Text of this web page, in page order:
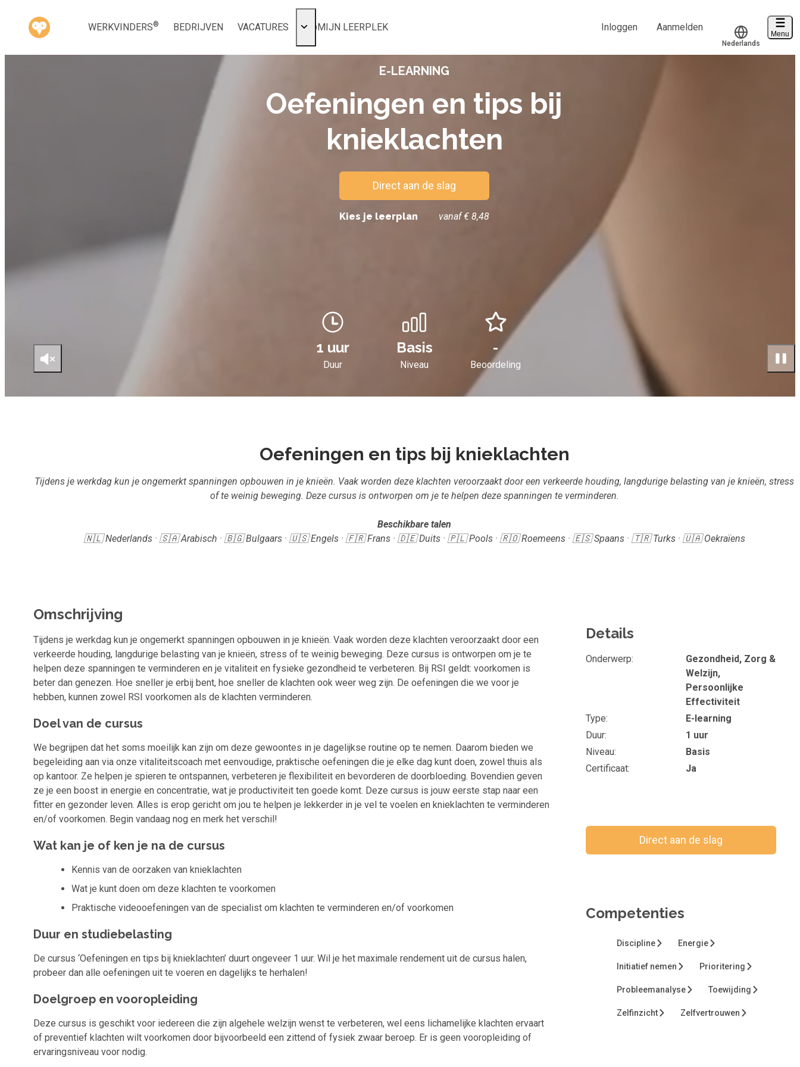
WERKVINDERS® BEDRIJVEN VACATURES MIJN LEERPLEK
Voor mij
Populair
Favoriet
Gestart
Afgerond
Inloggen Aanmelden
Nederlands
Menu
E-LEARNING
Oefeningen en tips bij
knieklachten
Direct aan de slag
Kies je leerplan vanaf € 8,48
1 uur Basis -
Duur Niveau Beoordeling
Oefeningen en tips bij knieklachten
Tijdens je werkdag kun je ongemerkt spanningen opbouwen in je knieën. Vaak worden deze klachten veroorzaakt door een verkeerde houding, langdurige belasting van je knieën, stress
of te weinig beweging. Deze cursus is ontworpen om je te helpen deze spanningen te verminderen.
Beschikbare talen
🇳🇱 Nederlands · 🇸🇦 Arabisch · 🇧🇬 Bulgaars · 🇺🇸 Engels · 🇫🇷 Frans · 🇩🇪 Duits · 🇵🇱 Pools · 🇷🇴 Roemeens · 🇪🇸 Spaans · 🇹🇷 Turks · 🇺🇦 Oekraïens
Omschrijving
Tijdens je werkdag kun je ongemerkt spanningen opbouwen in je knieën. Vaak worden deze klachten veroorzaakt door een
verkeerde houding, langdurige belasting van je knieën, stress of te weinig beweging. Deze cursus is ontworpen om je te
helpen deze spanningen te verminderen en je vitaliteit en fysieke gezondheid te verbeteren. Bij RSI geldt: voorkomen is
beter dan genezen. Hoe sneller je erbij bent, hoe sneller de klachten ook weer weg zijn. De oefeningen die we voor je
hebben, kunnen zowel RSI voorkomen als de klachten verminderen.
Doel van de cursus
We begrijpen dat het soms moeilijk kan zijn om deze gewoontes in je dagelijkse routine op te nemen. Daarom bieden we
begeleiding aan via onze vitaliteitscoach met eenvoudige, praktische oefeningen die je elke dag kunt doen, zowel thuis als
op kantoor. Ze helpen je spieren te ontspannen, verbeteren je flexibiliteit en bevorderen de doorbloeding. Bovendien geven
ze je een boost in energie en concentratie, wat je productiviteit ten goede komt. Deze cursus is jouw eerste stap naar een
fitter en gezonder leven. Alles is erop gericht om jou te helpen je lekkerder in je vel te voelen en knieklachten te verminderen
en/of voorkomen. Begin vandaag nog en merk het verschil!
Wat kan je of ken je na de cursus
Kennis van de oorzaken van knieklachten
Wat je kunt doen om deze klachten te voorkomen
Praktische videooefeningen van de specialist om klachten te verminderen en/of voorkomen
Duur en studiebelasting
De cursus ‘Oefeningen en tips bij knieklachten’ duurt ongeveer 1 uur. Wil je het maximale rendement uit de cursus halen,
probeer dan alle oefeningen uit te voeren en dagelijks te herhalen!
Doelgroep en vooropleiding
Deze cursus is geschikt voor iedereen die zijn algehele welzijn wenst te verbeteren, wel eens lichamelijke klachten ervaart
of preventief klachten wilt voorkomen door bijvoorbeeld een zittend of fysiek zwaar beroep. Er is geen vooropleiding of
ervaringsniveau voor nodig.
Details
Onderwerp
Gezondheid, Zorg &
Welzijn,
Persoonlijke
Effectiviteit
Type
E-learning
Duur
1 uur
Niveau
Basis
Certificaat
Ja
Direct aan de slag
Bewaar voor later
Competenties
Discipline Energie
Initiatief nemen Prioritering
Probleemanalyse Toewijding
Zelfinzicht Zelfvertrouwen